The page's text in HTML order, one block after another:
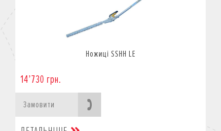
Ножиці SSHH LE
14’730 грн.
Замовити